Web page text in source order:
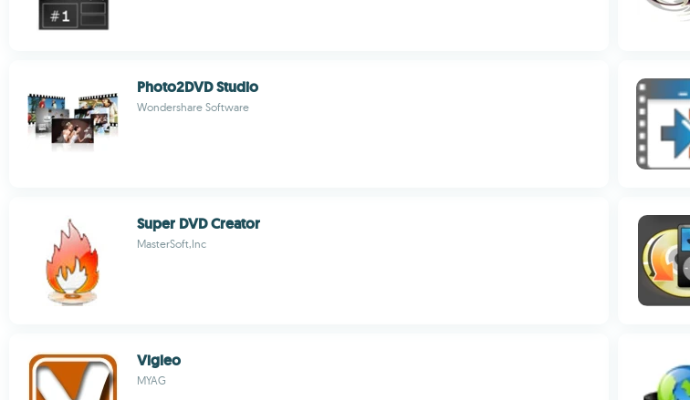
Photo2DVD Studio
Wondershare Software
Super DVD Creator
MasterSoft,Inc
Vigleo
MYAG